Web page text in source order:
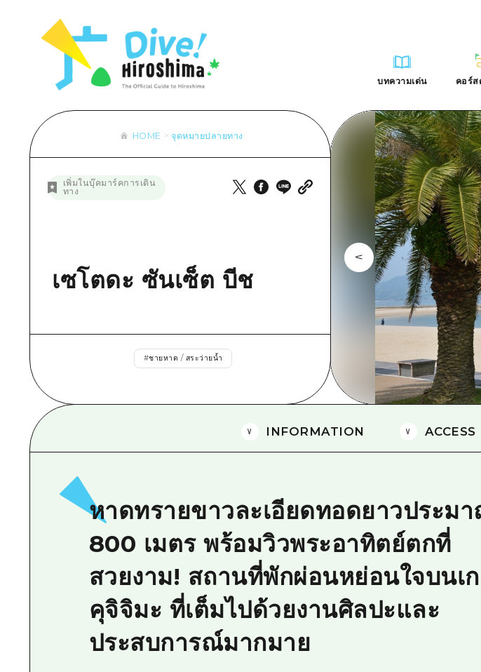
บทความเด่น
รายการ
คำแนะนำ
การปั่นจักรยาน
ช้อปปิ้ง
สถานบันเทิงยามค่ำคืน
มรดกโลก
คอร์ส
รายการ
คู่มือ Dive! Hiroshima
ฮิโรชิม่า โมชิ โมชิ ทราเวล
เข้าถึงเข้าถึง
สรุปการจราจรรอง
ความแออัดของสิ่งอำนวยความสะด
ตั๋วเที่ยวคุ้มค่าตั๋วเที่ยวคุ้มค่า
บริการรับฝากและจัดส่งสัมภาระ
รายการ
อาหารรสเลิศ / สุรา
การปั่นจักรยาน
ช้อปปิ้ง
กีฬา ประวัติศาสตร์ / วัฒนธรรม
ธรรมชาติ
รายการ
คู่มือ Dive! Hiroshima
ฮิโรชิม่า โมชิ โมชิ ทราเวล
เกโฮค
บริเวณรอบๆ มิยาจิมะ
ยามากุจิตะวันออก
บริเวณรอบเมืองฮิโรชิม่า
บิโฮคุ
บริเวณรอบๆ มิยาจิมะ
ยามากุจิตะวันออก
จังหวัดเอฮิเมะ
ชิมาเนะ
รายการ
เข้าถึงเข้าถึง
สรุปการจราจรรอง
ความแออัดของสิ่งอำนวยความสะดวก
ตั๋วเที่ยวคุ้มค่าตั๋วเที่ยวคุ้มค่า
บริการรับฝากและจัดส่งสัมภาระ
ฮิโรชิม่า ฟรี Wi-Fi
ไกด์อาสาสมัครไ
วิดีโอฮิโรชิม่า
HOME จุดหมายปลายทาง
เพิ่มในบุ๊คมาร์คการเดิน
ทาง
เซโตดะ ซันเซ็ต บีช
#ชายหาด / สระว่ายน้ำ
INFORMATION ACCESS
หาดทรายขาวละเอียดทอดยาวประม
800 เมตร พร้อมวิวพระอาทิตย์ตกที่
สวยงาม! สถานที่พักผ่อนหย่อนใจบนเ
คุจิจิมะ ที่เต็มไปด้วยงานศิลปะและ
ประสบการณ์มากมาย